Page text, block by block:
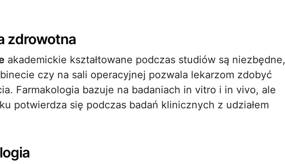
zdrowotna
akademickie kształtowane podczas studiów są niezbędne,
czy na sali operacyjnej pozwala lekarzom zdobyć
Farmakologia bazuje na badaniach in vitro i in vivo, ale
potwierdza się podczas badań klinicznych z udziałem